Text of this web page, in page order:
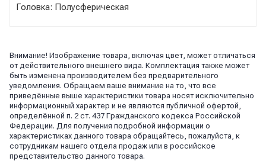
Головка: Полусферическая
Внимание! Изображение товара, включая цвет, может отличаться
от действительного внешнего вида. Комплектация также может
быть изменена производителем без предварительного
уведомления. Обращаем ваше внимание на то, что все
приведённые выше характеристики товара носят исключительно
информационный характер и не являются публичной офертой,
определённой п. 2 ст. 437 Гражданского кодекса Российской
Федерации. Для получения подробной информации о
характеристиках данного товара обращайтесь, пожалуйста, к
сотрудникам нашего отдела продаж или в российское
представительство данного товара.